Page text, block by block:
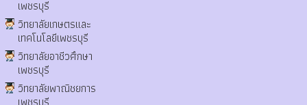
เพชรบุรี
วิทยาลัยเกษตรและ
เทคโนโลยีเพชรบุรี
วิทยาลัยอาชีวศึกษา
เพชรบุรี
วิทยาลัยพาณิชยการ